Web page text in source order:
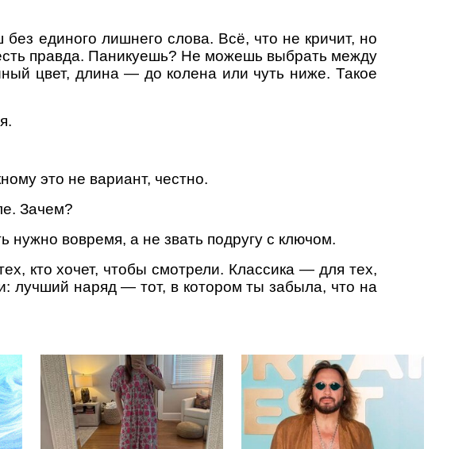
единого лишнего слова. Всё, что не кричит, но
правда. Паникуешь? Не можешь выбрать между
цвет, длина — до колена или чуть ниже. Такое
это не вариант, честно.
Зачем?
вовремя, а не звать подругу с ключом.
кто хочет, чтобы смотрели. Классика — для тех,
лучший наряд — тот, в котором ты забыла, что на